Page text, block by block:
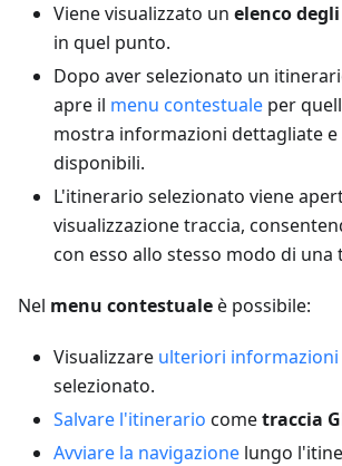
Viene visualizzato un elenco
in quel punto.
Dopo aver selezionato un
apre il menu contestuale per
mostra informazioni dettagliate e
disponibili.
L'itinerario selezionato viene
visualizzazione traccia,
con esso allo stesso modo di una
Nel menu contestualeè possibile:
Visualizzare ulteriori informazioni
selezionato.
Salvare l'itinerario cometraccia
Avviare la navigazione lungo